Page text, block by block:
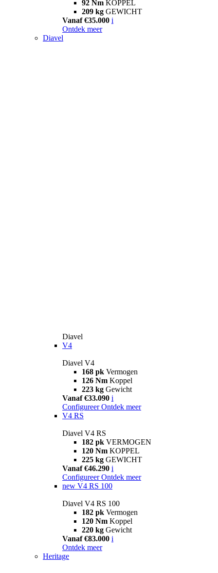
92 Nm KOPPEL
209 kg GEWICHT
Vanaf €35.000 i
Ontdek meer
Diavel
Diavel
V4
Diavel V4
168 pk Vermogen
126 Nm Koppel
223 kg Gewicht
Vanaf €33.090 i
Configureer Ontdek meer
V4 RS
Diavel V4 RS
182 pk VERMOGEN
120 Nm KOPPEL
225 kg GEWICHT
Vanaf €46.290 i
Configureer Ontdek meer
new V4 RS 100
Diavel V4 RS 100
182 pk Vermogen
120 Nm Koppel
220 kg Gewicht
Vanaf €83.000 i
Ontdek meer
Heritage